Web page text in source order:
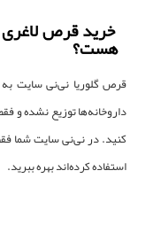
خرید قرص لاغری
هست؟
قرص گلوریا نی‌نی سایت
داروخانه‌ها توزیع نشده و
کنید. در نی‌نی سایت شما
استفاده کرده‌اند بهره ببرید.